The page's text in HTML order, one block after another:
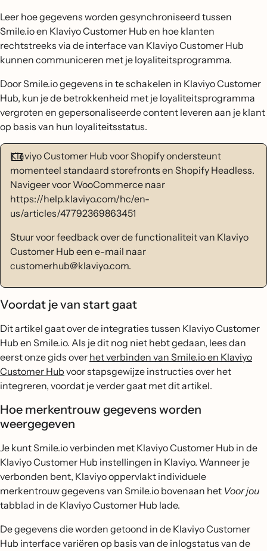
Leer hoe gegevens worden gesynchroniseerd tussen
Smile.io en Klaviyo Customer Hub en hoe klanten
rechtstreeks via de interface van Klaviyo Customer Hub
kunnen communiceren met je loyaliteitsprogramma.
Door Smile.io gegevens in te schakelen in Klaviyo Customer
Hub, kun je de betrokkenheid met je loyaliteitsprogramma
vergroten en gepersonaliseerde content leveren aan je klant
op basis van hun loyaliteitsstatus.
Klaviyo Customer Hub voor Shopify ondersteunt
momenteel standaard storefronts en Shopify Headless.
Navigeer voor WooCommerce naar
https://help.klaviyo.com/hc/en-
us/articles/47792369863451
Stuur voor feedback over de functionaliteit van Klaviyo
Customer Hub een e-mail naar
customerhub@klaviyo.com.
Voordat je van start gaat
Dit artikel gaat over de integraties tussen Klaviyo Customer
Hub en Smile.io. Als je dit nog niet hebt gedaan, lees dan
eerst onze gids over het verbinden van Smile.io en Klaviyo
Customer Hub voor stapsgewijze instructies over het
integreren, voordat je verder gaat met dit artikel.
Hoe merkentrouw gegevens worden
weergegeven
Je kunt Smile.io verbinden met Klaviyo Customer Hub in de
Klaviyo Customer Hub instellingen in Klaviyo. Wanneer je
verbonden bent, Klaviyo oppervlakt individuele
merkentrouw gegevens van Smile.io bovenaan het Voor jou
tabblad in de Klaviyo Customer Hub lade.
De gegevens die worden getoond in de Klaviyo Customer
Hub interface variëren op basis van de inlogstatus van de